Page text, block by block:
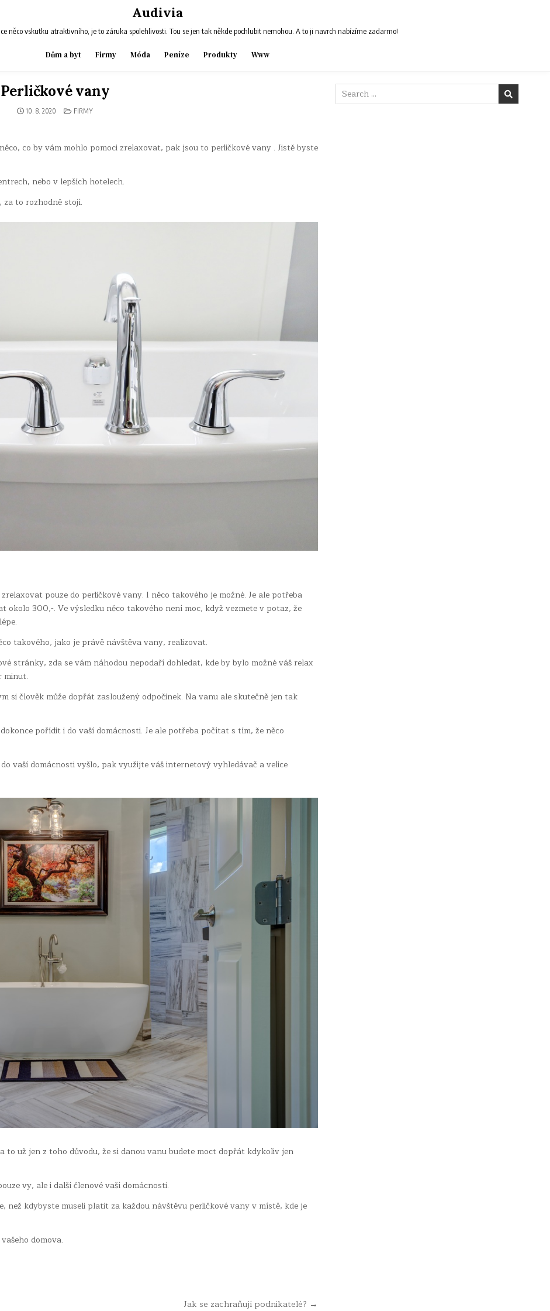
Audivia
něco vskutku atraktivního, je to záruka spolehlivosti. Tou se jen tak někde pochlubit nemohou. A to ji navrch nabízíme zadarmo!
Dům a byt Firmy Móda Peníze Produkty Www
Perličkové vany
10. 8. 2020
POSTED
FIRMY
co by vám mohlo pomoci zrelaxovat, pak jsou to perličkové vany . Jistě byste
nebo v lepších hotelech.
to rozhodně stojí.
pouze do perličkové vany. I něco takového je možné. Je ale potřeba
okolo 300,-. Ve výsledku něco takového není moc, když vezmete v potaz, že
takového, jako je právě návštěva vany, realizovat.
stránky, zda se vám náhodou nepodaří dohledat, kde by bylo možné váš relax
minut.
si člověk může dopřát zasloužený odpočinek. Na vanu ale skutečně jen tak
pořídit i do vaší domácnosti. Je ale potřeba počítat s tím, že něco
vaší domácnosti vyšlo, pak využijte váš internetový vyhledávač a velice
to už jen z toho důvodu, že si danou vanu budete moct dopřát kdykoliv jen
vy, ale i další členové vaší domácnosti.
než kdybyste museli platit za každou návštěvu perličkové vany v místě, kde je
domova.
Jak se zachraňují podnikatelé? →
Search
for: